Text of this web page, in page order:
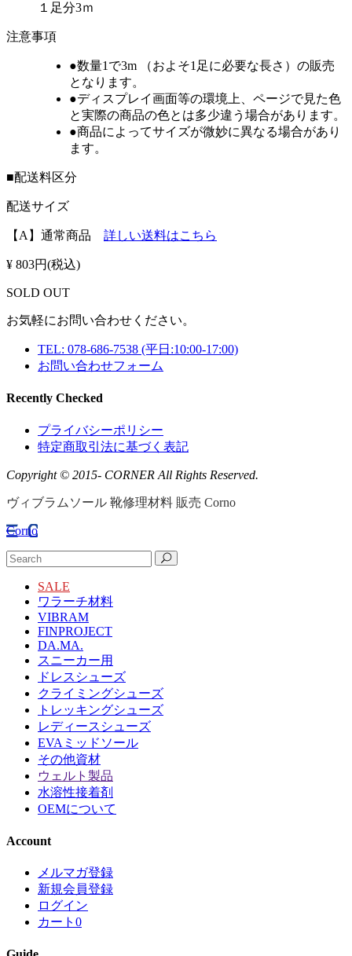
１足分3ｍ
注意事項
●数量1で3m （およそ1足に必要な長さ）の販売
となります。
●ディスプレイ画面等の環境上、ページで見た色
と実際の商品の色とは多少違う場合があります。
●商品によってサイズが微妙に異なる場合があり
ます。
■配送料区分
配送サイズ
【A】 通常商品 詳しい送料はこちら
¥ 803円(税込)
SOLD OUT
お気軽にお問い合わせください。
TEL: 078-686-7538 (平日:10:00-17:00)
お問い合わせフォーム
Recently Checked
プライバシーポリシー
特定商取引法に基づく表記
Copyright © 2015- CORNER All Rights Reserved.
ヴィブラムソール 靴修理材料 販売 Corno
Corno
SALE
ワラーチ材料
VIBRAM
FINPROJECT
DA.MA.
スニーカー用
ドレスシューズ
クライミングシューズ
トレッキングシューズ
レディースシューズ
EVAミッドソール
その他資材
ウェルト製品
水溶性接着剤
OEMについて
Account
メルマガ登録
新規会員登録
ログイン
カート 0